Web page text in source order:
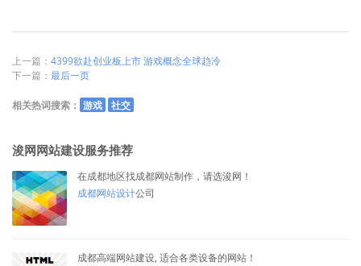
上一篇： 4399欲赴创业板上市 游戏概念全球趋冷
下一篇： 最后一页
相关热词搜索： 游戏 社交
浚网网站建设服务推荐
在成都地区找成都网站制作，请选浚网！
成都网站设计公司
成都高端网站建设, 适合各类设备的网站！